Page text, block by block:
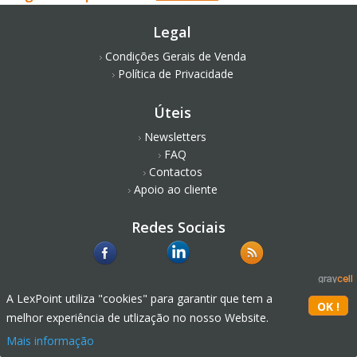
Legal
Condições Gerais de Venda
Política de Privacidade
Úteis
Newsletters
FAQ
Contactos
Apoio ao cliente
Redes Sociais
A LexPoint utiliza "cookies" para garantir que tem a
melhor experiência de utlização no nosso Website.
Mais informação